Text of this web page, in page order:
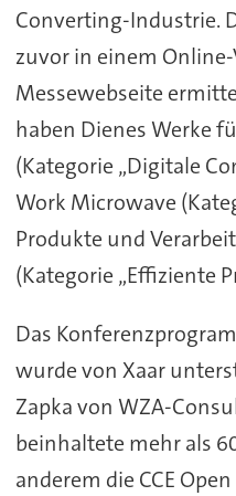
Converting-Industrie.
zuvor in einem
Messewebseite
haben Dienes Werke
(Kategorie „Digitale
Work Microwave
Produkte und
(Kategorie „Effiziente
Das
wurde von Xaar
Zapka von WZA-
beinhaltete mehr als
anderem die CCE